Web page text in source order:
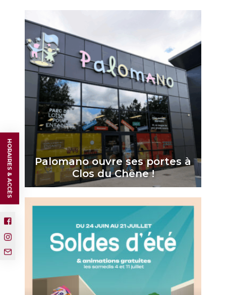
Palomano ouvre ses portes à
Clos du Chêne !
HORAIRES & ACCÈS